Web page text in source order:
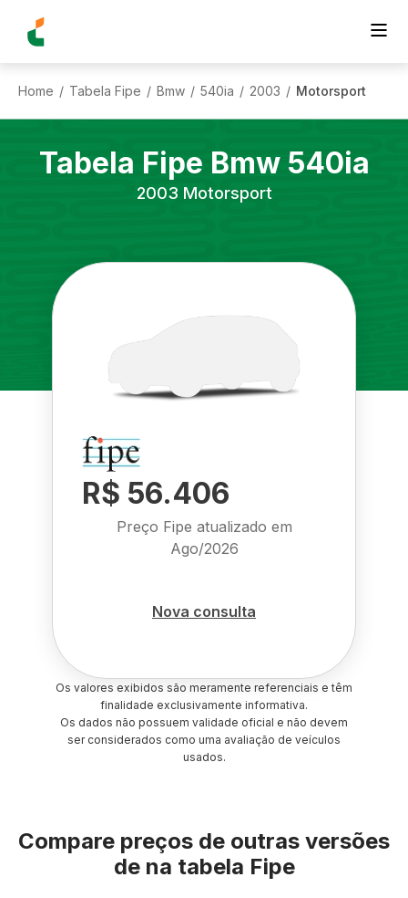
Home / Tabela Fipe / Bmw / 540ia / 2003 / Motorsport
Tabela Fipe Bmw 540ia
2003 Motorsport
R$ 56.406
Preço Fipe atualizado em
Ago/2026
Nova consulta
Os valores exibidos são meramente referenciais e têm
finalidade exclusivamente informativa.
Os dados não possuem validade oficial e não devem
ser considerados como uma avaliação de veículos
usados.
Compare preços de outras versões
de na tabela Fipe